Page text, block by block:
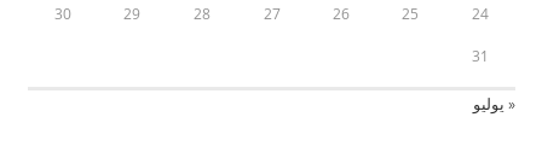
24
25
26
27
28
29
30
31
« يوليو